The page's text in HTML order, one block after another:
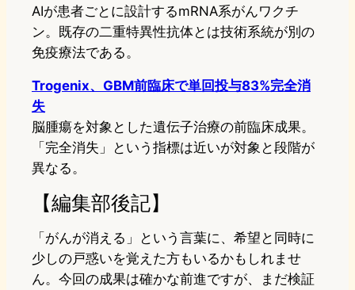
AIが患者ごとに設計するmRNA系がんワクチ
ン。既存の二重特異性抗体とは技術系統が別の
免疫療法である。
Trogenix、GBM前臨床で単回投与83%完全消
失
脳腫瘍を対象とした遺伝子治療の前臨床成果。
「完全消失」という指標は近いが対象と段階が
異なる。
【編集部後記】
「がんが消える」という言葉に、希望と同時に
少しの戸惑いを覚えた方もいるかもしれませ
ん。今回の成果は確かな前進ですが、まだ検証